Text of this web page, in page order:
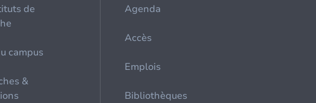
de
campus
&
Agenda
Accès
Emplois
Bibliothèques